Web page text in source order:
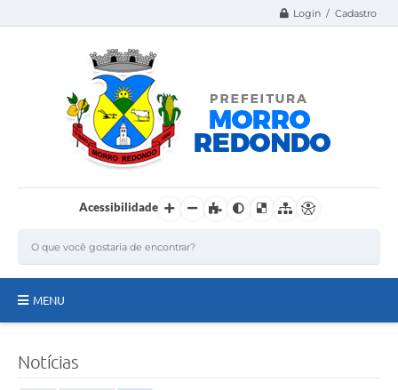
Login / Cadastro
Acessibilidade
MENU
Notícias